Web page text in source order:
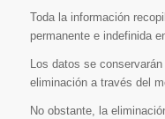
Toda la información
permanente e indefinida
Los datos se
eliminación a través del
No obstante, la